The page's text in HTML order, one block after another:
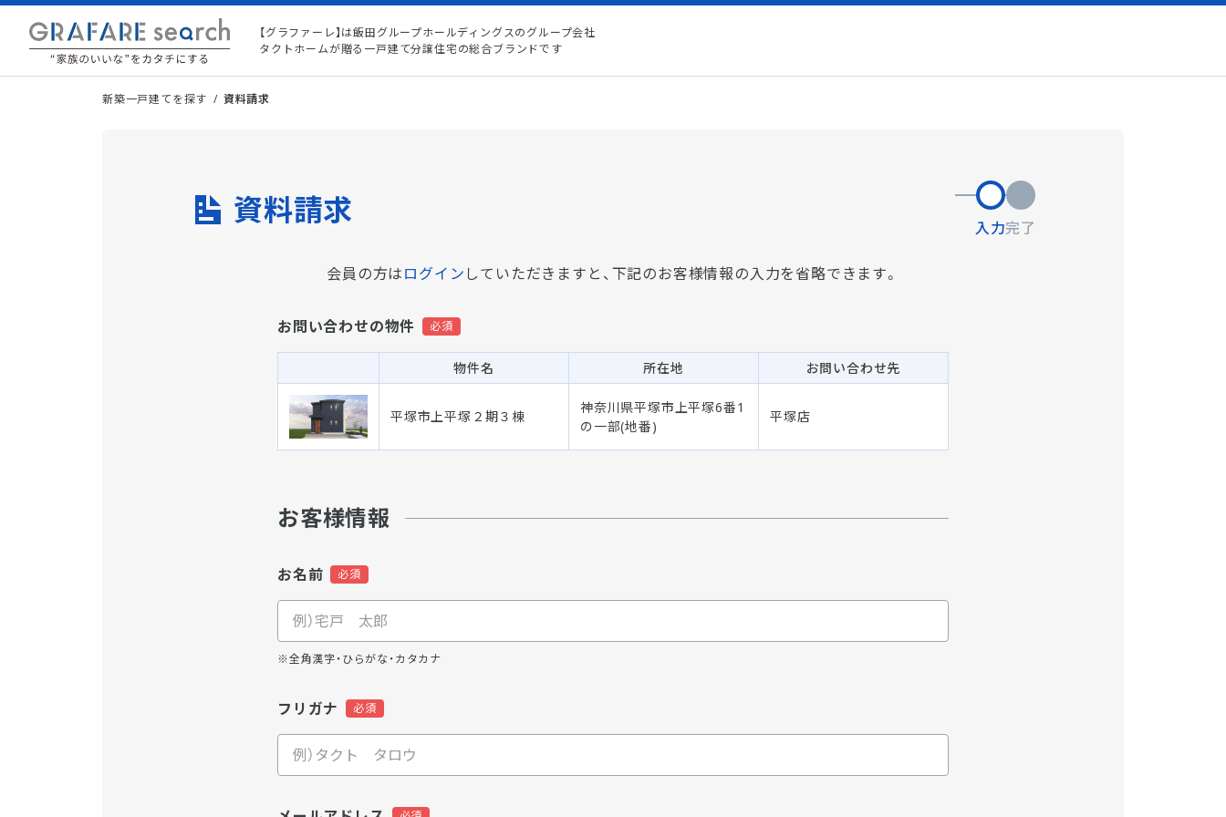
【グラファーレ】は飯田グループホールディングスのグループ会社
タクトホームが贈る一戸建て分譲住宅の総合ブランドです
新築一戸建てを探す 資料請求
資料請求 入力完了
会員の方はログイン していただきますと、 下記のお客様情報の入力を省略できます。
お問い合わせの物件
物件名 所在地 お問い合わせ先
平塚市上平塚２期３棟
神奈川県平塚市上平塚6番1
の一部(地番)
平塚店
お客様情報
お名前
※全角漢字・ひらがな・カタカナ
フリガナ